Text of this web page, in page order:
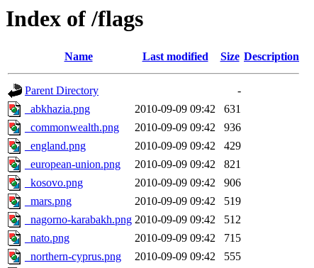
Index of /flags
Name Last modified Size Description
Parent Directory
-
_abkhazia.png
2010-09-09 09:42
631
_commonwealth.png
2010-09-09 09:42
936
_england.png
2010-09-09 09:42
429
_european-union.png
2010-09-09 09:42
821
_kosovo.png
2010-09-09 09:42
906
_mars.png
2010-09-09 09:42
519
_nagorno-karabakh.png 2010-09-09 09:42
512
_nato.png
2010-09-09 09:42
715
_northern-cyprus.png
2010-09-09 09:42
555